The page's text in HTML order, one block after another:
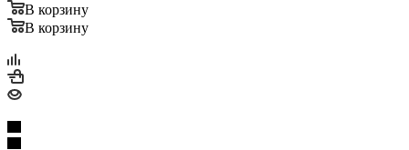
В корзину
В корзину